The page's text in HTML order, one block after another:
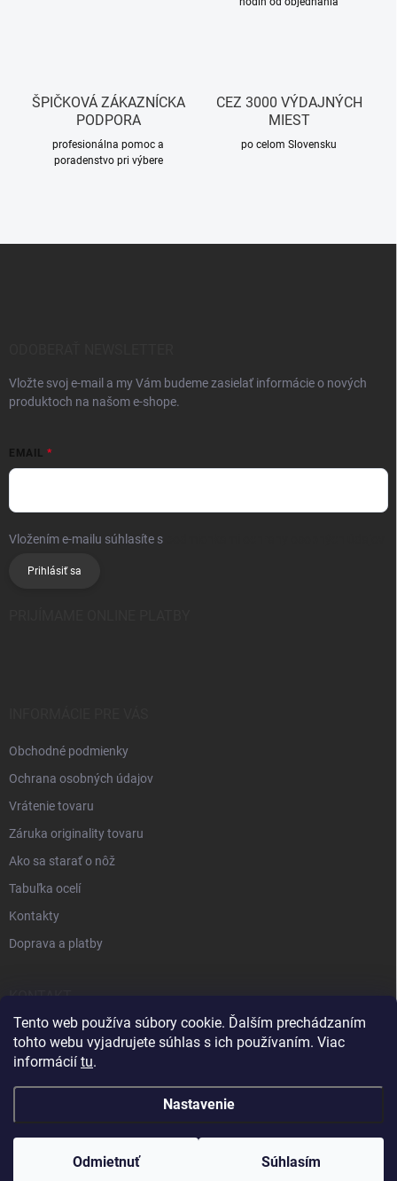
Tento web používa súbory cookie. Ďalším prechádzaním
tohto webu vyjadrujete súhlas s ich používaním. Viac
informácií tu.
Nastavenie
Odmietnuť Súhlasím
ŠPIČKOVÁ ZÁKAZNÍCKA
PODPORA
profesionálna pomoc a
poradenstvo pri výbere
CEZ 3000 VÝDAJNÝCH
MIEST
po celom Slovensku
Vložte svoj e-mail a my Vám budeme zasielať informácie o nových
produktoch na našom e-shope.
EMAIL
Vložením e-mailu súhlasíte s
Prihlásiť sa
Obchodné podmienky
Ochrana osobných údajov
Vrátenie tovaru
Záruka originality tovaru
Ako sa starať o nôž
Tabuľka ocelí
Kontakty
Doprava a platby
+421 905 963 886